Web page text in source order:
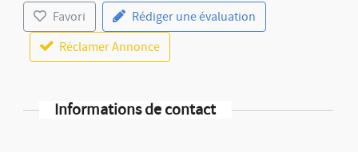
Favori
Rédiger une évaluation
Réclamer Annonce
Informations de contact